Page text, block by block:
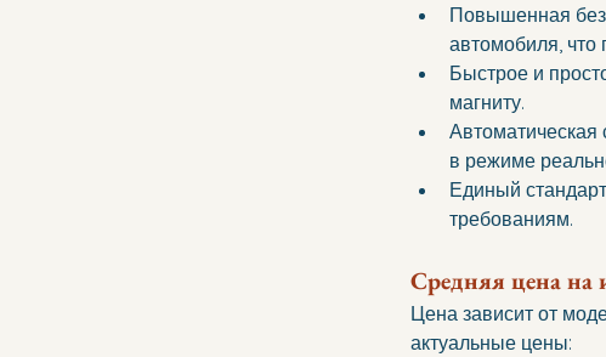
Повышенная
автомобиля, что
Быстрое и
магниту.
Автоматическая
в режиме
Единый
требованиям.
Средняя цена на
Цена зависит от
актуальные цены: